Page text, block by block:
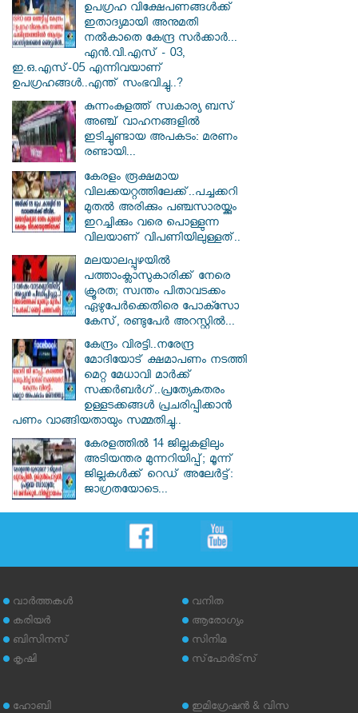
ഉപഗ്രഹ വിക്ഷേപണങ്ങൾക്ക്
ഇതാദ്യമായി അനുമതി
നൽകാതെ കേന്ദ്ര സർക്കാർ...
എൻ.വി.എസ് - 03,
ഇ.ഒ.എസ്-05 എന്നിവയാണ്
ഉപഗ്രഹങ്ങൾ..എന്ത് സംഭവിച്ചു..?
കുന്നംകുളത്ത് സ്വകാര്യ ബസ്
അഞ്ച് വാഹനങ്ങളിൽ
ഇടിച്ചുണ്ടായ അപകടം: മരണം
രണ്ടായി...
കേരളം രൂക്ഷമായ
വിലക്കയറ്റത്തിലേക്ക്..പച്ചക്കറി
മുതൽ അരിക്കും പഞ്ചസാരയ്ക്കും
ഇറച്ചിക്കും വരെ പൊള്ളുന്ന
വിലയാണ് വിപണിയിലുള്ളത്..
മലയാലപ്പുഴയിൽ
പത്താംക്ലാസുകാരിക്ക് നേരെ
ക്രൂരത; സ്വന്തം പിതാവടക്കം
ഏഴുപേർക്കെതിരെ പോക്സോ
കേസ്, രണ്ടുപേർ അറസ്റ്റിൽ...
കേന്ദ്രം വിരട്ടി..നരേന്ദ്ര
മോദിയോട് ക്ഷമാപണം നടത്തി
മെറ്റ മേധാവി മാർക്ക്
സക്കർബർ​ഗ്..പ്രത്യേകതരം
ഉള്ളടക്കങ്ങൾ പ്രചരിപ്പിക്കാൻ
പണം വാങ്ങിയതായും സമ്മതിച്ചു..
കേരളത്തിൽ 14 ജില്ലകളിലും
അടിയന്തര മുന്നറിയിപ്പ്; മൂന്ന്
ജില്ലകൾക്ക് റെഡ് അലേർട്ട്:
ജാഗ്രതയോടെ...
വാര്‍ത്തകള്‍
കരിയര്‍
ബിസിനസ്
കൃഷി
വനിത
ആരോഗ്യം
സിനിമ
സ്‌പോര്‍ട്‌സ്
ഹോബി
ഇമിഗ്രേഷന്‍ & വിസ